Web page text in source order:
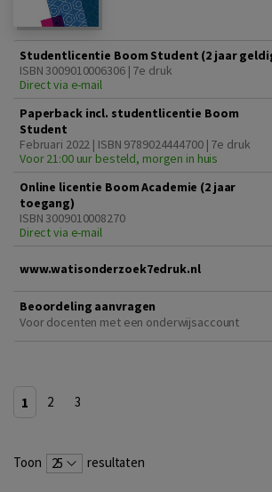
Studentlicentie Boom Student (2 jaar
ISBN 3009010006306 | 7e druk
Direct via e-mail
Paperback incl. studentlicentie Boom
Student
Februari 2022 | ISBN 9789024444700 | 7e druk
Voor 21:00 uur besteld, morgen in huis
Online licentie Boom Academie (2 jaar
toegang)
ISBN 3009010008270
Direct via e-mail
www.watisonderzoek7edruk.nl
Beoordeling aanvragen
Voor docenten met een onderwijsaccount
1 2 3
Toon 25 resultaten